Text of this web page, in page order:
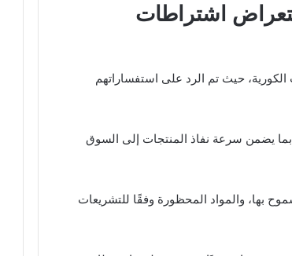
اشتراطات
حيث تم الرد على استفساراتهم
بما يضمن سرعة نفاذ المنتجات إلى السوق
بها، والمواد المحظورة وفقًا للتشريعات